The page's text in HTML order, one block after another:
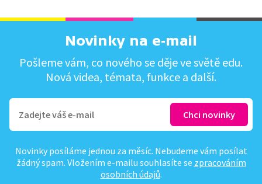
Novinky na e-mail
Pošleme vám, co nového se děje ve světě edu.
Nová videa, témata, funkce a další.
Novinky posíláme jednou za měsíc. Nebudeme vám posílat
žádný spam. Vložením e-mailu souhlasíte se zpracováním
osobních údajů.